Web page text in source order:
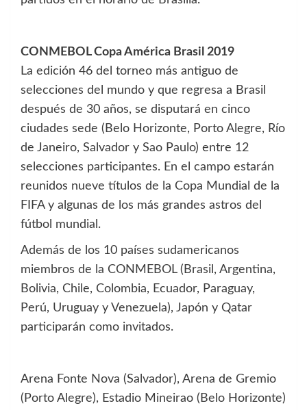
CONMEBOL Copa América Brasil 2019
La edición 46 del torneo más antiguo de
selecciones del mundo y que regresa a Brasil
después de 30 años, se disputará en cinco
ciudades sede (Belo Horizonte, Porto Alegre, Río
de Janeiro, Salvador y Sao Paulo) entre 12
selecciones participantes. En el campo estarán
reunidos nueve títulos de la Copa Mundial de la
FIFA y algunas de los más grandes astros del
fútbol mundial.
Además de los 10 países sudamericanos
miembros de la CONMEBOL (Brasil, Argentina,
Bolivia, Chile, Colombia, Ecuador, Paraguay,
Perú, Uruguay y Venezuela), Japón y Qatar
participarán como invitados.
Arena Fonte Nova (Salvador), Arena de Gremio
(Porto Alegre), Estadio Mineirao (Belo Horizonte)